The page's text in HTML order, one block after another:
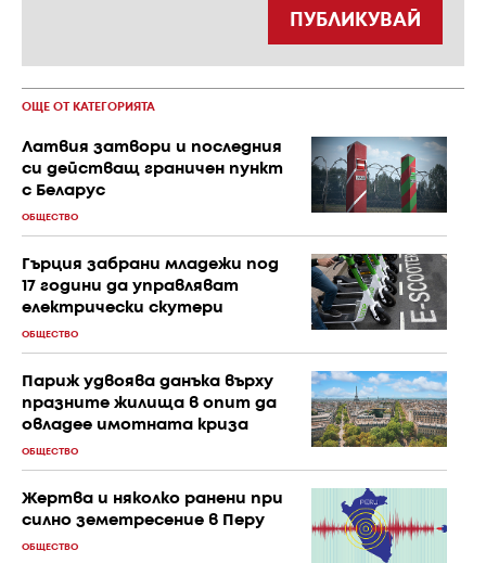
ПУБЛИКУВАЙ
ОЩЕ ОТ КАТЕГОРИЯТА
Латвия затвори и последния
си действащ граничен пункт
с Беларус
ОБЩЕСТВО
Гърция забрани младежи под
17 години да управляват
електрически скутери
ОБЩЕСТВО
Париж удвоява данъка върху
празните жилища в опит да
овладее имотната криза
ОБЩЕСТВО
Жертва и няколко ранени при
силно земетресение в Перу
ОБЩЕСТВО